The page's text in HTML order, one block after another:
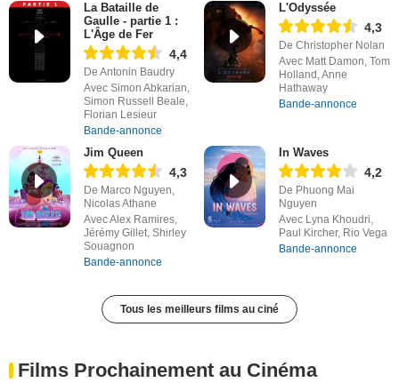
La Bataille de
Gaulle - partie 1 :
L'Âge de Fer
4,4
De Antonin Baudry
Avec Simon Abkarian,
Simon Russell Beale,
Florian Lesieur
Bande-annonce
L'Odyssée
4,3
De Christopher Nolan
Avec Matt Damon, Tom
Holland, Anne
Hathaway
Bande-annonce
Jim Queen
4,3
De Marco Nguyen,
Nicolas Athane
Avec Alex Ramires,
Jérémy Gillet, Shirley
Souagnon
Bande-annonce
In Waves
4,2
De Phuong Mai
Nguyen
Avec Lyna Khoudri,
Paul Kircher, Rio Vega
Bande-annonce
Tous les meilleurs films au ciné
Films Prochainement au Cinéma